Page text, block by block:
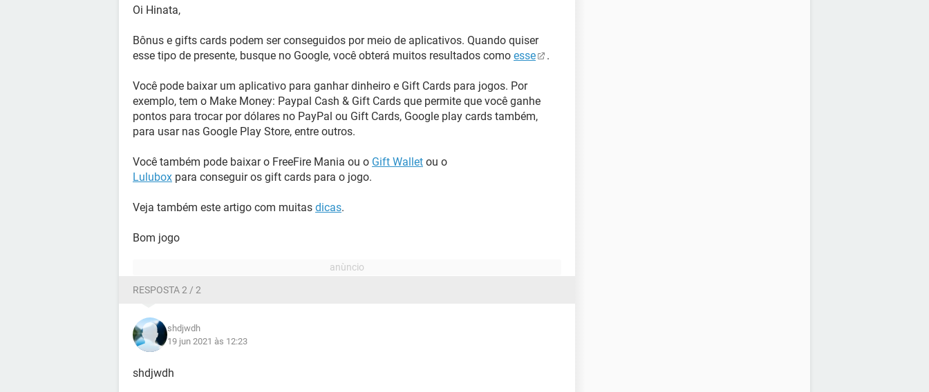
Oi Hinata,
Bônus e gifts cards podem ser conseguidos por meio de aplicativos. Quando quiser
esse tipo de presente, busque no Google, você obterá muitos resultados como esse .
Você pode baixar um aplicativo para ganhar dinheiro e Gift Cards para jogos. Por
exemplo, tem o Make Money: Paypal Cash & Gift Cards que permite que você ganhe
pontos para trocar por dólares no PayPal ou Gift Cards, Google play cards também,
para usar nas Google Play Store, entre outros.
Você também pode baixar o FreeFire Mania ou o Gift Wallet ou o
Lulubox para conseguir os gift cards para o jogo.
Veja também este artigo com muitas dicas.
Bom jogo
RESPOSTA 2 / 2
shdjwdh
19 jun 2021 às 12:23
shdjwdh